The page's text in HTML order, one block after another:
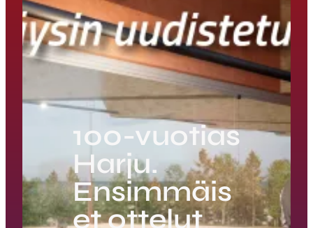
100-vuotias
Harju.
Ensimmäis
et ottelut